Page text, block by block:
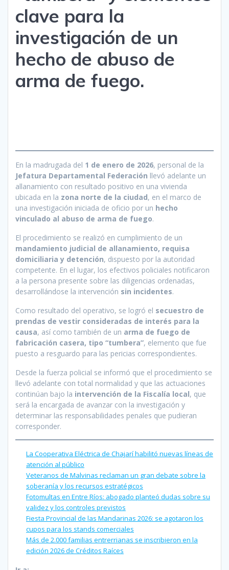
clave para la
investigación de un
hecho de abuso de
arma de fuego.
En la madrugada del 1 de enero de 2026, personal de la
Jefatura Departamental Federación llevó adelante un
allanamiento con resultado positivo en una vivienda
ubicada en la zona norte de la ciudad, en el marco de
una investigación iniciada de oficio por un hecho
vinculado al abuso de arma de fuego.
El procedimiento se realizó en cumplimiento de un
mandamiento judicial de allanamiento, requisa
domiciliaria y detención, dispuesto por la autoridad
competente. En el lugar, los efectivos policiales notificaron
a la persona presente sobre las diligencias ordenadas,
desarrollándose la intervención sin incidentes.
Como resultado del operativo, se logró el secuestro de
prendas de vestir consideradas de interés para la
causa, así como también de un arma de fuego de
fabricación casera, tipo “tumbera”, elemento que fue
puesto a resguardo para las pericias correspondientes.
Desde la fuerza policial se informó que el procedimiento se
llevó adelante con total normalidad y que las actuaciones
continúan bajo la intervención de la Fiscalía local, que
será la encargada de avanzar con la investigación y
determinar las responsabilidades penales que pudieran
corresponder.
La Cooperativa Eléctrica de Chajarí habilitó nuevas líneas de
atención al público
Veteranos de Malvinas reclaman un gran debate sobre la
soberanía y los recursos estratégicos
Fotomultas en Entre Ríos: abogado planteó dudas sobre su
validez y los controles previstos
Fiesta Provincial de las Mandarinas 2026: se agotaron los
cupos para los stands comerciales
Más de 2.000 familias entrerrianas se inscribieron en la
edición 2026 de Créditos Raíces